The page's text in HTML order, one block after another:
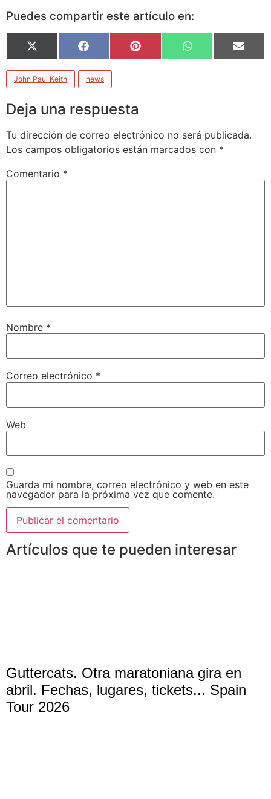
Puedes compartir este artículo en:
X
(Twitter)
Facebook Pinterest WhatsApp Email
John Paul Keith news
Deja una respuesta
Tu dirección de correo electrónico no será publicada.
Los campos obligatorios están marcados con *
Comentario *
Nombre *
Correo electrónico *
Web
Guarda mi nombre, correo electrónico y web en este
navegador para la próxima vez que comente.
Artículos que te pueden interesar
Guttercats. Otra maratoniana gira en
abril. Fechas, lugares, tickets... Spain
Tour 2026